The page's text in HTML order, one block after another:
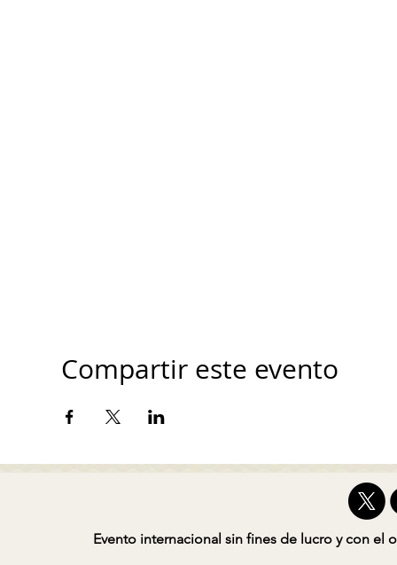
Compartir este evento
Evento internacional sin fines de lucro y con el